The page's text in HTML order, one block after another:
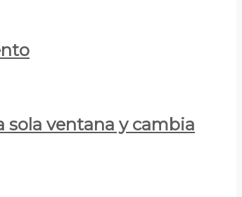
sola ventana y cambia